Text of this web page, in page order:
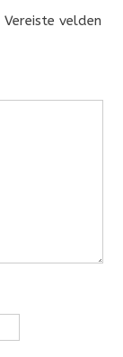
Vereiste velden